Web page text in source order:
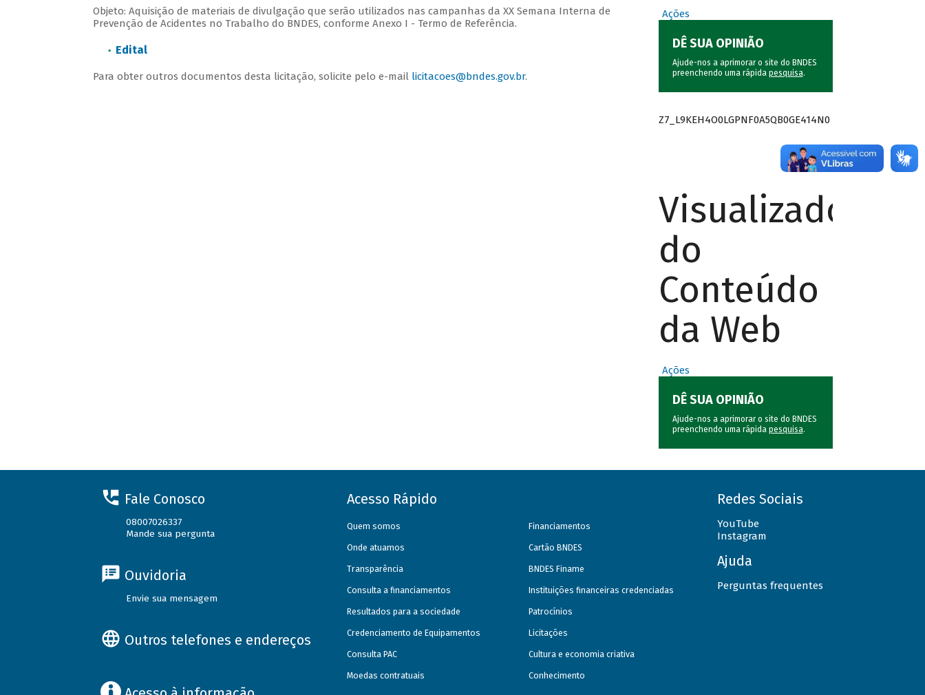
Objeto: Aquisição de materiais de divulgação que serão utilizados nas campanhas da XX Semana Interna de
Prevenção de Acidentes no Trabalho do BNDES, conforme Anexo I - Termo de Referência.
Edital
Para obter outros documentos desta licitação, solicite pelo e-mail licitacoes@bndes.gov.br.
Ações
DÊ SUA OPINIÃO
Ajude-nos a aprimorar o site do BNDES
preenchendo uma rápida pesquisa.
Z7_L9KEH4O0LGPNF0A5QB0GE414N0
Visualizador
do
Conteúdo
da Web
Ações
DÊ SUA OPINIÃO
Ajude-nos a aprimorar o site do BNDES
preenchendo uma rápida pesquisa.
Fale Conosco
08007026337
Mande sua pergunta
Ouvidoria
Envie sua mensagem
Outros telefones e endereços
Acesso Rápido
Quem somos
Onde atuamos
Transparência
Consulta a financiamentos
Resultados para a sociedade
Credenciamento de Equipamentos
Consulta PAC
Moedas contratuais
Financiamentos
Cartão BNDES
BNDES Finame
Instituições financeiras credenciadas
Patrocínios
Licitações
Cultura e economia criativa
Conhecimento
Redes Sociais
YouTube
Instagram
Ajuda
Perguntas frequentes